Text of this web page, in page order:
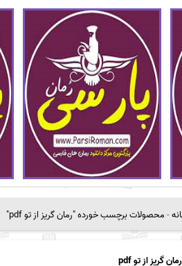
-محصولات برچسب خورده "رمان گریز از تو pdf"
رمان گریز از تو pdf